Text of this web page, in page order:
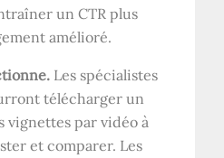
un CTR plus
amélioré.
Les spécialistes
télécharger un
vignettes par vidéo à
et comparer. Les